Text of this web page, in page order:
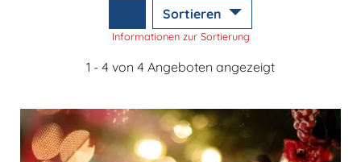
Sortieren
Informationen zur Sortierung
1 - 4 von 4 Angeboten angezeigt